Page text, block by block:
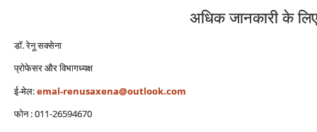
अधिक जानकारी के
डॉ. रेनू सक्‍सेना
प्रोफेसर और विभागध्‍यक्ष
ई-मेल:emal-renusaxena@outlook.com
फोन : 011-26594670